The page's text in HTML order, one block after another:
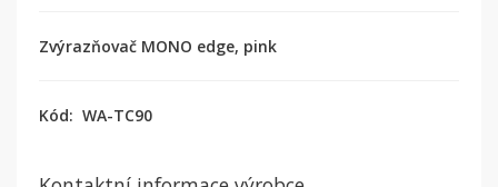
Zvýrazňovač MONO edge, pink
Kód: WA-TC90